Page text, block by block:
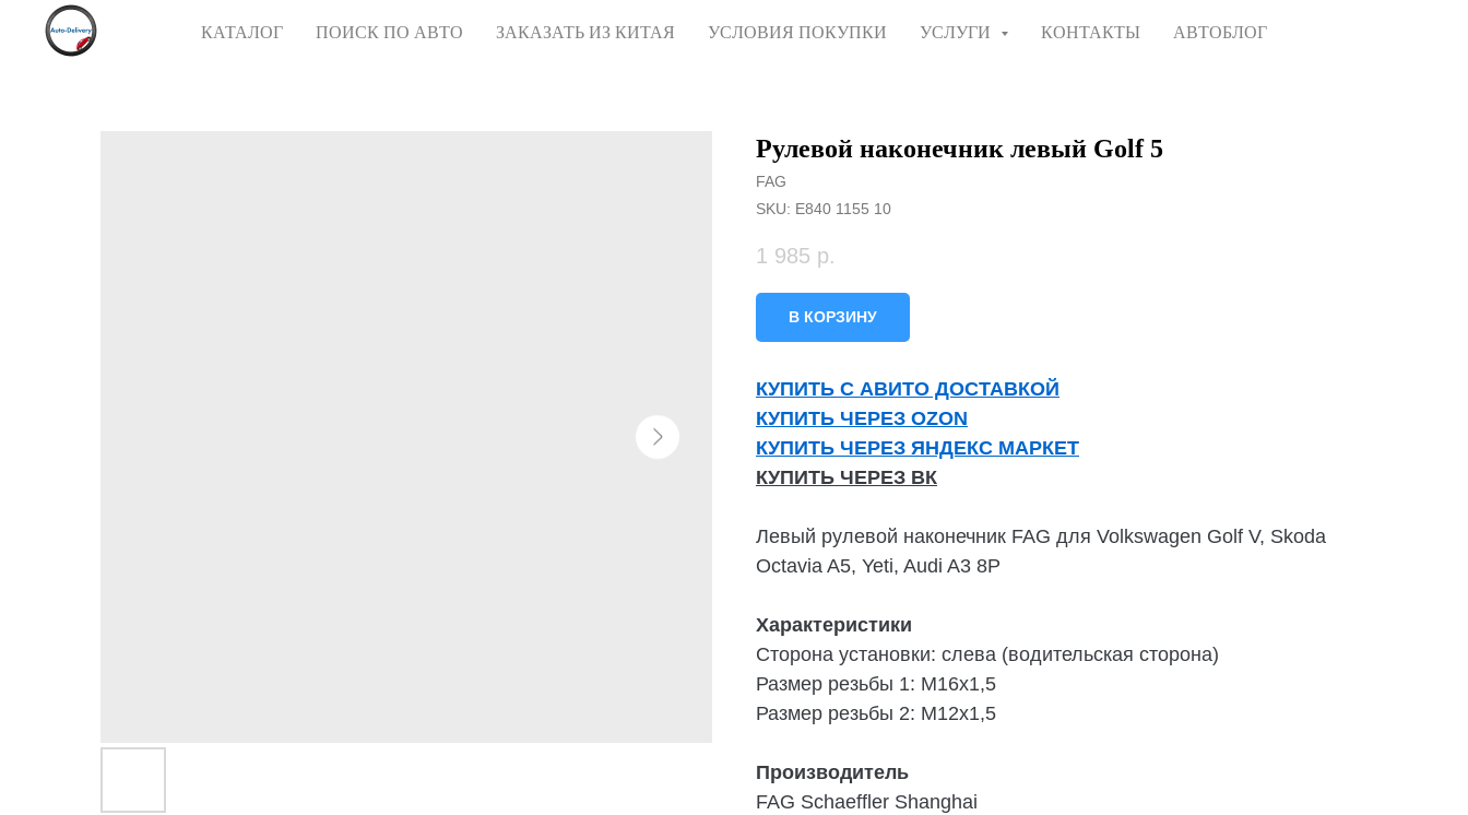
КАТАЛОГ ПОИСК ПО АВТО ЗАКАЗАТЬ ИЗ КИТАЯ УСЛОВИЯ ПОКУПКИ УСЛУГИ КОНТАКТЫ АВТОБЛОГ
Рулевой наконечник левый Golf 5
FAG
SKU: E840 1155 10
1 985 р.
В КОРЗИНУ
КУПИТЬ С АВИТО ДОСТАВКОЙ
КУПИТЬ ЧЕРЕЗ OZON
КУПИТЬ ЧЕРЕЗ ЯНДЕКС МАРКЕТ
КУПИТЬ ЧЕРЕЗ ВК
Левый рулевой наконечник FAG для Volkswagen Golf V, Skoda
Octavia A5, Yeti, Audi A3 8P
Характеристики
Сторона установки: слева (водительская сторона)
Размер резьбы 1: M16x1,5
Размер резьбы 2: M12x1,5
Производитель
FAG Schaeffler Shanghai